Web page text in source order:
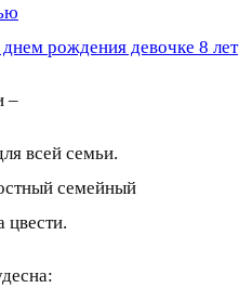
рождения девочке 8 лет
–
всей семьи.
семейный
цвести.